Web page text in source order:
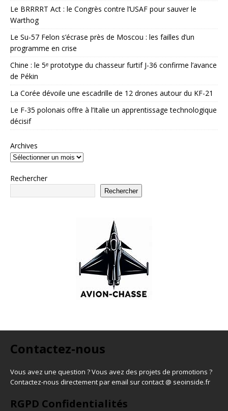
Le BRRRRT Act : le Congrès contre l’USAF pour sauver le
Warthog
Le Su-57 Felon s’écrase près de Moscou : les failles d’un
programme en crise
Chine : le 5ᵉ prototype du chasseur furtif J-36 confirme l’avance
de Pékin
La Corée dévoile une escadrille de 12 drones autour du KF-21
Le F-35 polonais offre à l’Italie un apprentissage technologique
décisif
Archives
Rechercher
Rechercher
Contactez-nous
Vous avez une question ? Vous avez des projets de promotions ?
Contactez-nous directement par email sur contact @ seoinside.fr
RGPD Confidentialités